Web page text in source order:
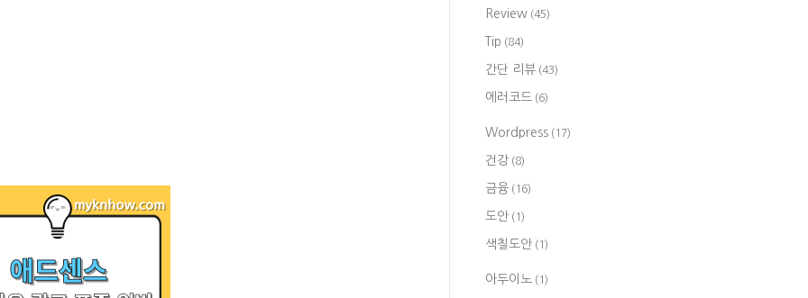
Review (45)
Tip (84)
간단 리뷰 (43)
에러코드 (6)
Wordpress (17)
건강 (8)
금융 (16)
도안 (1)
색칠도안 (1)
아두이노 (1)